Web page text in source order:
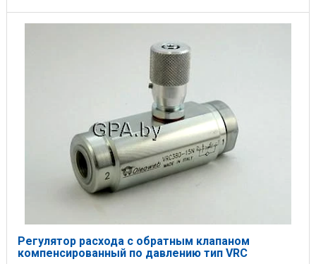
Регулятор расхода с обратным клапаном
компенсированный по давлению тип VRC